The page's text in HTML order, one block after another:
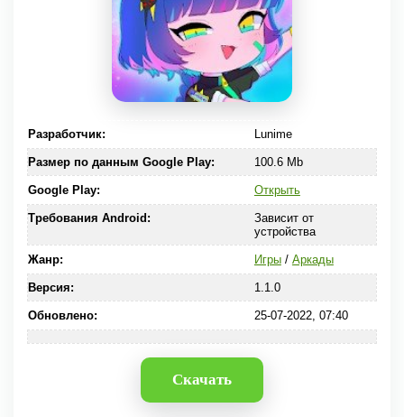
Разработчик: Lunime
Размер по данным Google Play: 100.6 Mb
Google Play: Открыть
Требования Android:
Зависит от
устройства
Жанр: Игры/ Аркады
Версия: 1.1.0
Обновлено: 25-07-2022, 07:40
Скачать